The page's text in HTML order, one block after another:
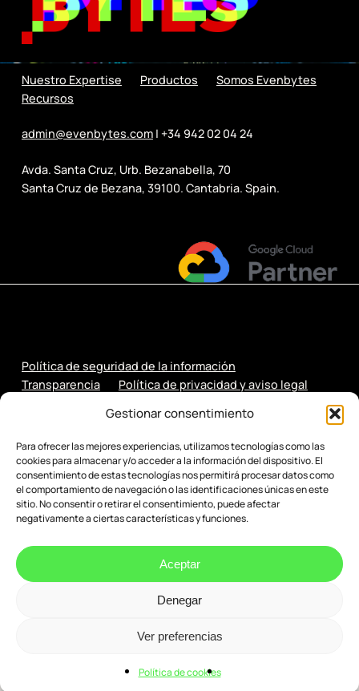
Gestionar consentimiento
Para ofrecer las mejores experiencias, utilizamos tecnologías como las
cookies para almacenar y/o acceder a la información del dispositivo. El
consentimiento de estas tecnologías nos permitirá procesar datos como
el comportamiento de navegación o las identificaciones únicas en este
sitio. No consentir o retirar el consentimiento, puede afectar
negativamente a ciertas características y funciones.
Aceptar
Denegar
Ver preferencias
Política de cookies
Nuestro Expertise Productos
Somos Evenbytes
Recursos
admin@evenbytes.com| +34 942 02 04 24
Avda. Santa Cruz, Urb. Bezanabella, 70
Santa Cruz de Bezana, 39100. Cantabria. Spain.
Política de seguridad de la información
Transparencia
Política de privacidad y aviso legal
© 2026 Evenbytes. Evolución Digital.